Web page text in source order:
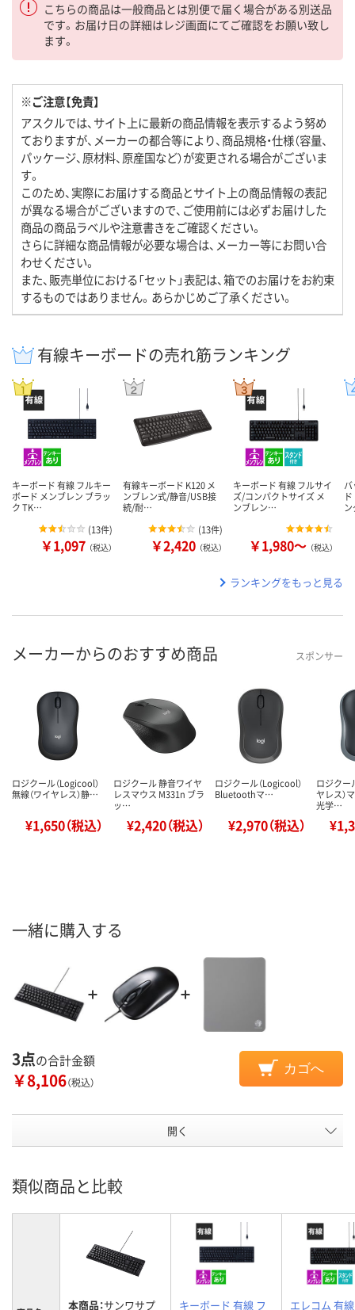
こちらの商品は一般商品とは別便で届く場合がある別送品
です。お届け日の詳細はレジ画面にてご確認をお願い致し
ます。
※ご注意【免責】
アスクルでは、サイト上に最新の商品情報を表示するよう努め
ておりますが、メーカーの都合等により、商品規格・仕様（容量、
パッケージ、原材料、原産国など）が変更される場合がございま
す。
このため、実際にお届けする商品とサイト上の商品情報の表記
が異なる場合がございますので、ご使用前には必ずお届けした
商品の商品ラベルや注意書きをご確認ください。
さらに詳細な商品情報が必要な場合は、メーカー等にお問い合
わせください。
また、販売単位における「セット」表記は、箱でのお届けをお約束
するものではありません。あらかじめご了承ください。
有線キーボードの売れ筋ランキング
キーボード 有線 フルキー
ボード メンブレン ブラッ
ク TK…
(13件)
￥1,097 （税込）
有線キーボード K120 メ
ンブレン式/静音/USB接
続/耐…
(13件)
￥2,420 （税込）
キーボード 有線 フルサイ
ズ/コンパクトサイズ メ
ンブレン…
￥1,980～ （税込）
ランキングをもっと見る
メーカーからのおすすめ商品 スポンサー
ロジクール（Logicool）
無線（ワイヤレス）静…
¥1,650（税込）
ロジクール 静音ワイヤ
レスマウス M331n ブラ
ッ…
¥2,420（税込）
ロジクール（Logicool）
Bluetoothマ…
¥2,970（税込）
ロジクー
ヤレス）
光学…
一緒に購入する
3点の合計金額
￥8,106（税込）
カゴへ
開く
類似商品と比較
本商品：サンワサプ キーボード 有線 フ エレコム 有